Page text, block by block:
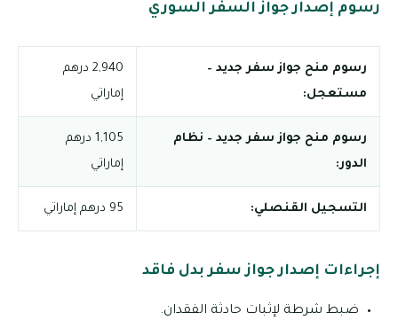
رسوم إصدار جواز السفر السوري
رسوم منح جواز سفر جديد –
مستعجل:
2,940 درهم
إماراتي
رسوم منح جواز سفر جديد – نظام
الدور:
1,105 درهم
إماراتي
التسجيل القنصلي: 95 درهم إماراتي
إجراءات إصدار جواز سفر بدل فاقد
ضبط شرطة لإثبات حادثة الفقدان.